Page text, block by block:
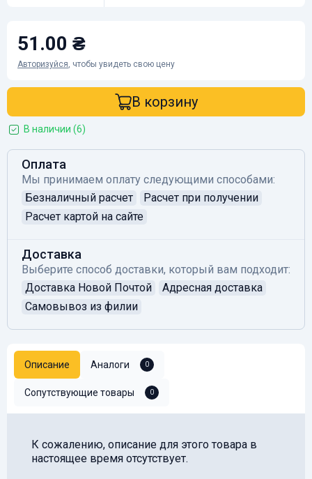
51.00 ₴
Авторизуйся, чтобы увидеть свою цену
В корзину
В наличии (6)
Оплата
Мы принимаем оплату следующими способами:
Безналичный расчет
Расчет при получении
Расчет картой на сайте
Доставка
Выберите способ доставки, который вам подходит:
Доставка Новой Почтой
Адресная доставка
Самовывоз из филии
Описание Аналоги 0
Сопутствующие товары 0
К сожалению, описание для этого товара в
настоящее время отсутствует.